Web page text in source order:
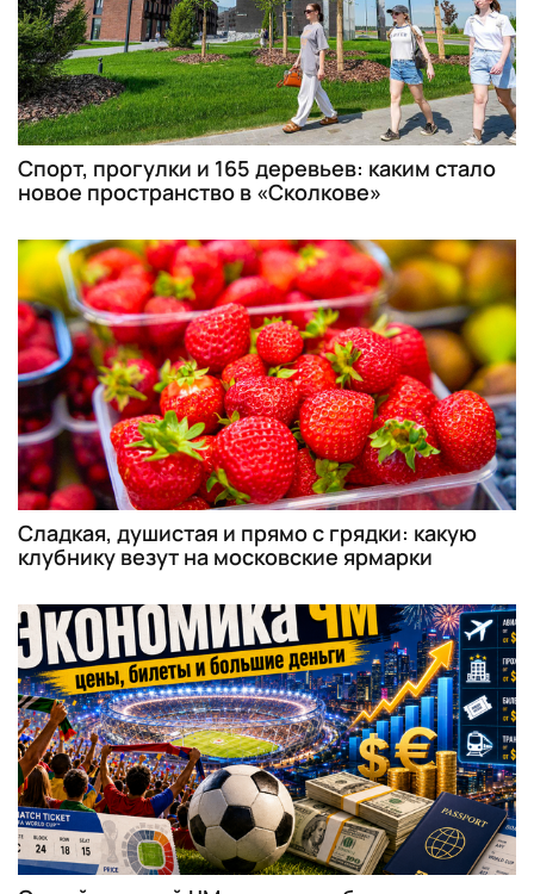
Спорт, прогулки и 165 деревьев: каким стало
новое пространство в «Сколкове»
Сладкая, душистая и прямо с грядки: какую
клубнику везут на московские ярмарки